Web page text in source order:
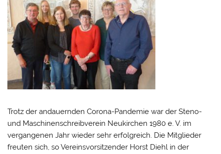
Trotz der andauernden Corona-Pandemie war der Steno-
und Maschinenschreibverein Neukirchen 1980 e. V. im
vergangenen Jahr wieder sehr erfolgreich. Die Mitglieder
freuten sich, so Vereinsvorsitzender Horst Diehl in der